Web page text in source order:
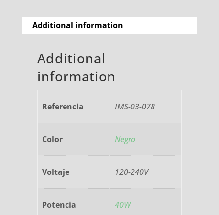
Additional information
Additional
information
Referencia IMS-03-078
Color Negro
Voltaje 120-240V
Potencia 40W